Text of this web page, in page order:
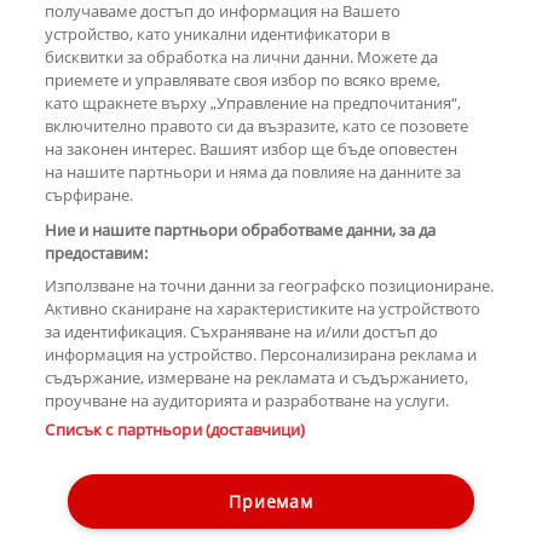
РЕКЛАМА
КОМЕНТАРИ
Copyright © 2007-2026 Hotnews.bg. Всички права запазени.
Контакти Общи условия
Етични правила на НСС
Лични данни
Управление на предпочитания
получаваме достъп до информация на Вашето
устройство, като уникални идентификатори в
бисквитки за обработка на лични данни. Можете да
приемете и управлявате своя избор по всяко време,
като щракнете върху „Управление на предпочитания“,
включително правото си да възразите, като се позовете
на законен интерес. Вашият избор ще бъде оповестен
на нашите партньори и няма да повлияе на данните за
сърфиране.
Ние и нашите партньори обработваме данни, за да
предоставим:
Използване на точни данни за географско позициониране.
Активно сканиране на характеристиките на устройството
за идентификация. Съхраняване на и/или достъп до
информация на устройство. Персонализирана реклама и
съдържание, измерване на рекламата и съдържанието,
проучване на аудиторията и разработване на услуги.
Списък с партньори (доставчици)
Приемам